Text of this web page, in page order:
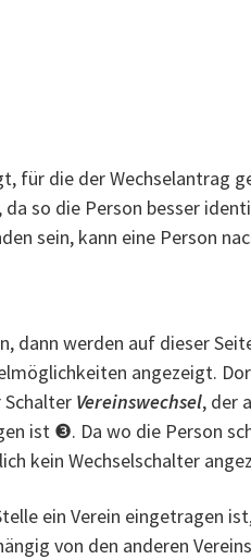
für die der Wechselantrag
so die Person besser
sein, kann eine Person
dann werden auf dieser
angezeigt.
Vereinswechsel, der
ist ❸. Da wo die Person
kein Wechselschalter
ein Verein eingetragen
von den anderen